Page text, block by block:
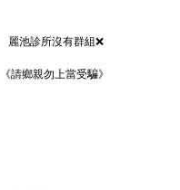
麗池診所沒有群組❌
《請鄉親勿上當受騙》